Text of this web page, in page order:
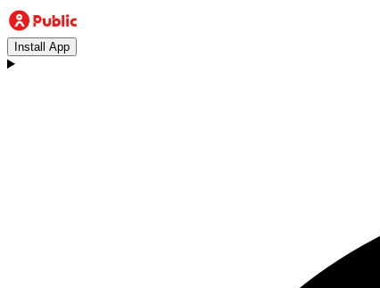
Install App